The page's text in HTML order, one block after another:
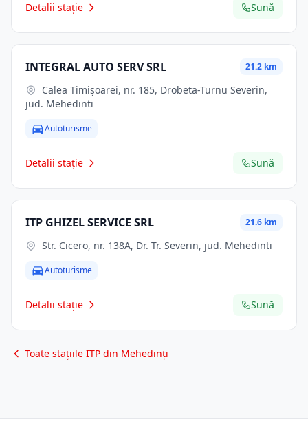
Detalii stație Sună
INTEGRAL AUTO SERV SRL 21.2 km
jud. Mehedinti
Autoturisme
Detalii stație Sună
ITP GHIZEL SERVICE SRL 21.6 km
Str. Cicero, nr. 138A, Dr. Tr. Severin, jud. Mehedinti
Autoturisme
Detalii stație Sună
Toate stațiile ITP din Mehedinți